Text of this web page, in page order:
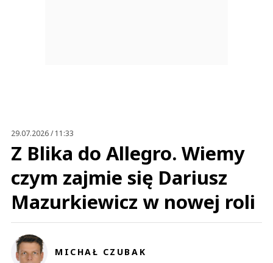
29.07.2026 / 11:33
Z Blika do Allegro. Wiemy
czym zajmie się Dariusz
Mazurkiewicz w nowej roli
MICHAŁ CZUBAK